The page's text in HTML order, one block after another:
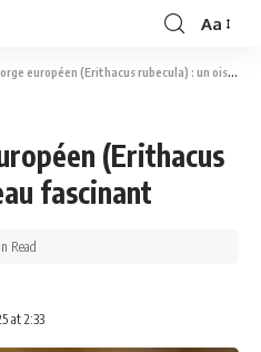
Aa
européen (Erithacus rubecula) : un oiseau fascinant
(Erithacus
fascinant
at 2:33
Read